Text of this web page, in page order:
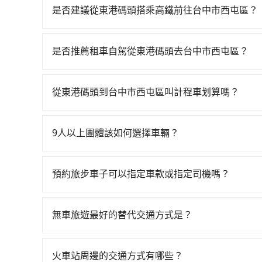
程車最貴，而大眾運輸通常較便宜。 行程：需多
可選用大眾運輸。 便利性：需要便利性和方便性
是否建議從東港碼頭搭乘高鐵前往台中市西屯區？
22:55，左營-台中一天最多有90班次高鐵可搭乘
車站前排班的計程車，搭上小黃後約花17分鐘、
倍，且東港碼頭並未位於市區，可能根本無車可
鐘在轉乘與等車上，現在還不馬上來預約tripool
是否推薦租車自駕從東港碼頭去台中市西屯區？
天就要來回，那在屏東路邊可隨租隨借的iRent應
預估進去，但額外的汽車保險與可能的罰單都需
理，每一次租車都好像在開樂透一樣。另外，偶
遇到下雨天或者載行李時，就顯得非常不便。
從東港碼頭到台中市西屯區叫計程車划算嗎？
話至東港碼頭附近的計程車隊，如東中計程車、
的300倍之多。再加上屏東縣有些計程車司機不按
9人以上團體該如何選擇車輛？
客車最多座位數量就是9人，如扣掉司機就只能乘
上。通常人數沒有超過10位，建議預約一台九人
預約旅步車子可以指定車款或指定司機嗎？
booking@tripool.app聯繫我們，將有專人協助回
無車旅遊最好的替代交通方式是？
車、捷運、客運等，或者考慮租車。如果您想要
火車站周邊的交通方式有哪些？